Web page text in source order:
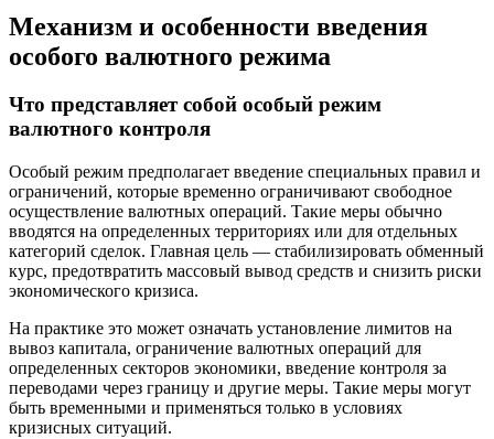
Механизм и особенности введения
особого валютного режима
Что представляет собой особый режим
валютного контроля
Особый режим предполагает введение специальных правил и
ограничений, которые временно ограничивают свободное
осуществление валютных операций. Такие меры обычно
вводятся на определенных территориях или для отдельных
категорий сделок. Главная цель — стабилизировать обменный
курс, предотвратить массовый вывод средств и снизить риски
экономического кризиса.
На практике это может означать установление лимитов на
вывоз капитала, ограничение валютных операций для
определенных секторов экономики, введение контроля за
переводами через границу и другие меры. Такие меры могут
быть временными и применяться только в условиях
кризисных ситуаций.